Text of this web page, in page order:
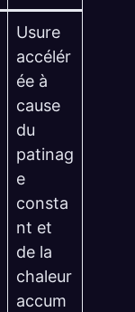
Usure
accélér
ée à
cause
du
patinag
e
consta
nt et
de la
chaleur
accum